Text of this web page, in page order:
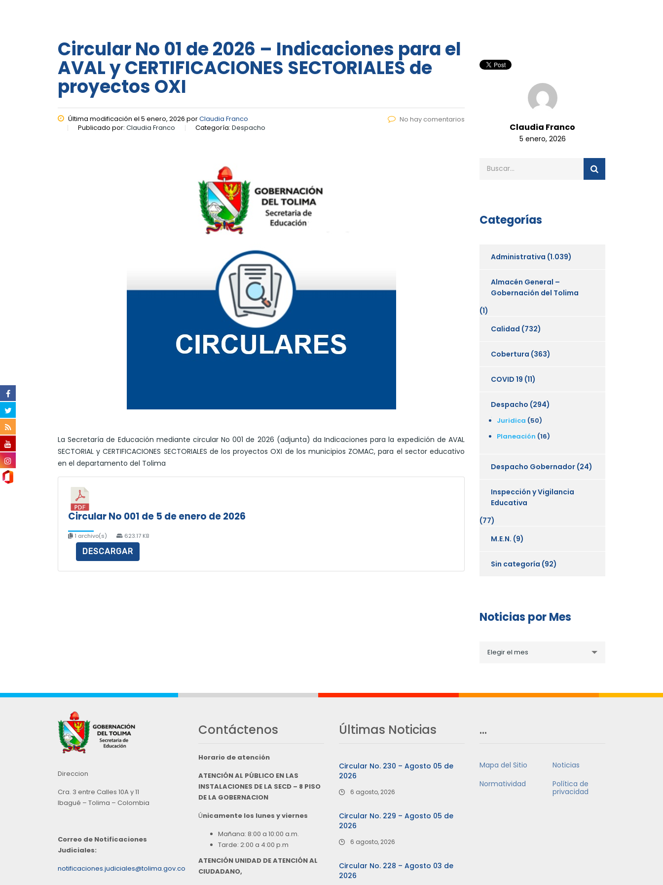
Circular No 01 de 2026 – Indicaciones para el
AVAL y CERTIFICACIONES SECTORIALES de
proyectos OXI
Última modificación el 5 enero, 2026 porClaudia Franco
Publicado por: Claudia Franco Categoría: Despacho
No hay comentarios
La Secretaría de Educación mediante circular No 001 de 2026 (adjunta) da Indicaciones para la expedición de AVAL
SECTORIAL y CERTIFICACIONES SECTORIALES de los proyectos OXI de los municipios ZOMAC, para el sector educativo
en el departamento del Tolima
Circular No 001 de 5 de enero de 2026
1 archivo(s) 623.17 KB
DESCARGAR
Claudia Franco
5 enero, 2026
Categorías
Administrativa (1.039)
Almacén General –
Gobernación del Tolima
(1)
Calidad (732)
Cobertura (363)
COVID 19 (11)
Despacho (294)
Juridica (50)
Planeación (16)
Despacho Gobernador (24)
Inspección y Vigilancia
Educativa
(77)
M.E.N. (9)
Sin categoría (92)
Noticias por Mes
porElegir el mes
Direccion
Cra. 3 entre Calles 10A y 11
Ibagué – Tolima – Colombia
Correo de Notificaciones
Judiciales:
notificaciones.judiciales@tolima.gov.co
Contáctenos
Horario de atención
ATENCIÓN AL PÚBLICO EN LAS
INSTALACIONES DE LA SECD – 8 PISO
DE LA GOBERNACION
Únicamente los lunes y viernes
Mañana: 8:00 a 10:00 a.m.
Tarde: 2:00 a 4:00 p.m
ATENCIÓN UNIDAD DE ATENCIÓN AL
CIUDADANO,
Últimas Noticias
Circular No. 230 – Agosto 05 de
2026
6 agosto, 2026
Circular No. 229 – Agosto 05 de
2026
6 agosto, 2026
Circular No. 228 – Agosto 03 de
2026
…
Mapa del Sitio
Noticias
Normatividad
Política de
privacidad